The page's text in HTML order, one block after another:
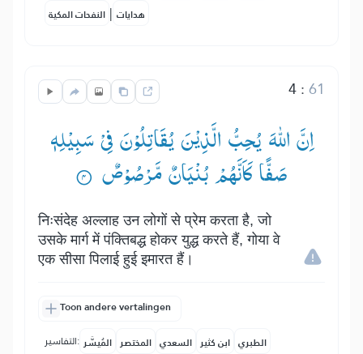
النفحات المكية | هدايات
4:61
اِنَّ اللّٰهَ یُحِبُّ الَّذِیْنَ یُقَاتِلُوْنَ فِیْ سَبِیْلِهٖ
صَفًّا كَاَنَّهُمْ بُنْیَانٌ مَّرْصُوْصٌ ۟
निःसंदेह अल्लाह उन लोगों से प्रेम करता है, जो
उसके मार्ग में पंक्तिबद्ध होकर युद्ध करते हैं, गोया वे
एक सीसा पिलाई हुई इमारत हैं।
Toon andere vertalingen
التفاسير: المُيسَّر المختصر السعدي ابن كثير الطبري